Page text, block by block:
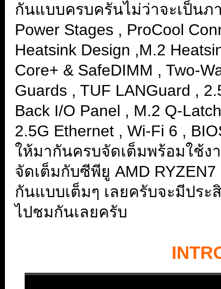
กันแบบครบครันไม่ว่าจะเป็นภ
Power Stages , ProCool
Heatsink Design ,M.2
Core+ & SafeDIMM , Two-
Guards , TUF LANGuard ,
Back I/O Panel , M.2 Q-
2.5G Ethernet , Wi-Fi 6 ,
ให้มากันครบจัดเต็มพร้อมใช้
จัดเต็มกับซีพียู AMD
กันแบบเต็มๆ เลยครับจะมีปร
ไปชมกันเลยครับ